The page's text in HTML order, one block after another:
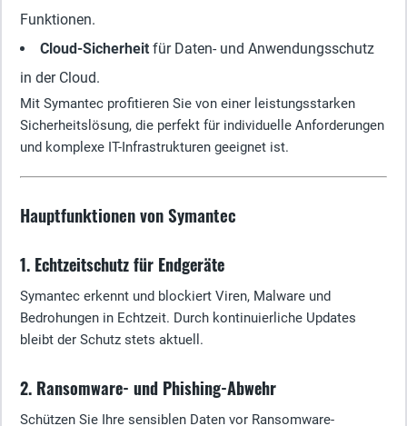
Funktionen.
Cloud-Sicherheit für Daten- und Anwendungsschutz
in der Cloud.
Mit Symantec profitieren Sie von einer leistungsstarken
Sicherheitslösung, die perfekt für individuelle Anforderungen
und komplexe IT-Infrastrukturen geeignet ist.
Hauptfunktionen von Symantec
1. Echtzeitschutz für Endgeräte
Symantec erkennt und blockiert Viren, Malware und
Bedrohungen in Echtzeit. Durch kontinuierliche Updates
bleibt der Schutz stets aktuell.
2. Ransomware- und Phishing-Abwehr
Schützen Sie Ihre sensiblen Daten vor Ransomware-